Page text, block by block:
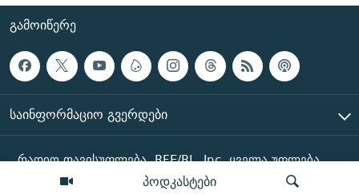
პოდკასტები
ᲒᲐᲛᲝᲘᲬᲔᲠᲔ
ᲡᲐᲘᲜᲤᲝᲠᲛᲐᲪᲘᲝ ᲒᲕᲔᲠᲓᲔᲑᲘ
რადიო თავისუფლება, RFE/RL, Inc. ყველა უფლება
დაცულია